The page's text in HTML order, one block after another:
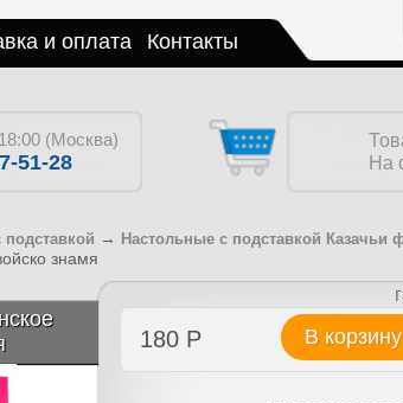
и оплата Контакты
(Москва)
51-28
На
→ Настольные с подставкой Казачьи
знамя
180 Р В корзину